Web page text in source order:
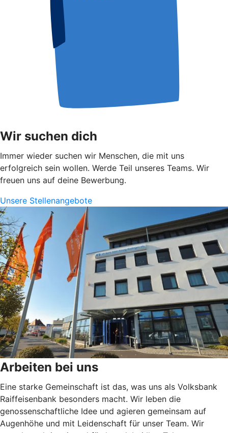
Wir suchen dich
Immer wieder suchen wir Menschen, die mit uns
erfolgreich sein wollen. Werde Teil unseres Teams. Wir
freuen uns auf deine Bewerbung.
Unsere Stellenangebote
Arbeiten bei uns
Eine starke Gemeinschaft ist das, was uns als Volksbank
Raiffeisenbank besonders macht. Wir leben die
genossenschaftliche Idee und agieren gemeinsam auf
Augenhöhe und mit Leidenschaft für unser Team. Wir